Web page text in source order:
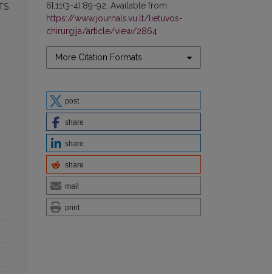
6];11(3-4):89-92. Available from:
https://www.journals.vu.lt/lietuvos-
chirurgija/article/view/2864
More Citation Formats
post
share
share
share
mail
print